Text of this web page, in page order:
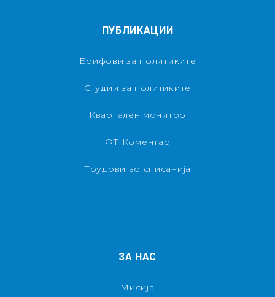
ПУБЛИКАЦИИ
Брифови за политиките
Студии за политиките
Квартален монитор
ФТ Коментар
Трудови во списанија
ЗА НАС
Мисија